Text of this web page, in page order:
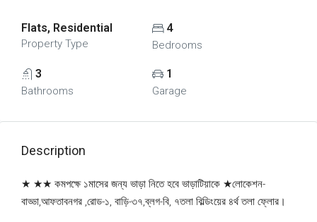
Flats, Residential
Property Type
4
Bedrooms
3
Bathrooms
1
Garage
Description
★ ★★ কমপক্ষে ১মাসের জন্য ভাড়া নিতে হবে ভাড়াটিয়াকে ★লোকেশন-
বাড্ডা,আফতাবনগর ,রোড-১, বাড়ি-৩৭,ব্লগ-বি, ৭তলা বিল্ডিংয়ের ৪র্থ তলা ফ্লোর।